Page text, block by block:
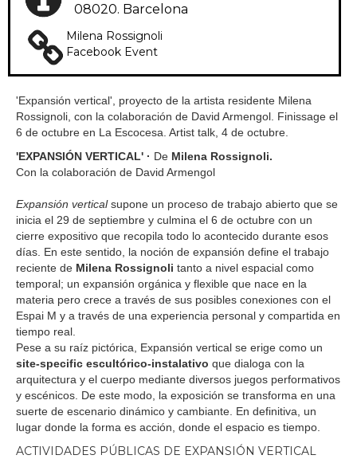
08020. Barcelona
Milena Rossignoli
Facebook Event
'Expansión vertical', proyecto de la artista residente Milena
Rossignoli, con la colaboración de David Armengol. Finissage el
6 de octubre en La Escocesa. Artist talk, 4 de octubre.
'EXPANSIÓN VERTICAL' · De Milena Rossignoli.
Con la colaboración de David Armengol
Expansión verticalsupone un proceso de trabajo abierto que se
inicia el 29 de septiembre y culmina el 6 de octubre con un
cierre expositivo que recopila todo lo acontecido durante esos
días. En este sentido, la noción de expansión define el trabajo
reciente de Milena Rossignoli tanto a nivel espacial como
temporal; un expansión orgánica y flexible que nace en la
materia pero crece a través de sus posibles conexiones con el
Espai M y a través de una experiencia personal y compartida en
tiempo real.
Pese a su raíz pictórica, Expansión vertical se erige como un
site-specific escultórico-instalativo que dialoga con la
arquitectura y el cuerpo mediante diversos juegos performativos
y escénicos. De este modo, la exposición se transforma en una
suerte de escenario dinámico y cambiante. En definitiva, un
lugar donde la forma es acción, donde el espacio es tiempo.
ACTIVIDADES PÚBLICAS DE EXPANSIÓN VERTICAL